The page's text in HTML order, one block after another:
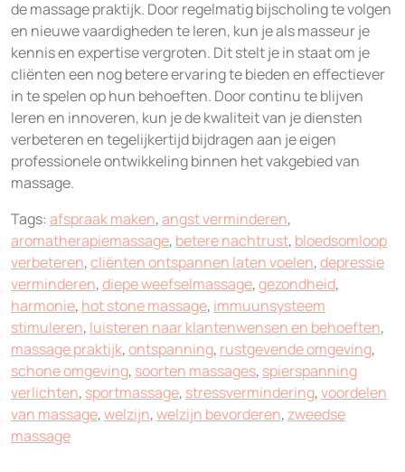
de massage praktijk. Door regelmatig bijscholing te volgen
en nieuwe vaardigheden te leren, kun je als masseur je
kennis en expertise vergroten. Dit stelt je in staat om je
cliënten een nog betere ervaring te bieden en effectiever
in te spelen op hun behoeften. Door continu te blijven
leren en innoveren, kun je de kwaliteit van je diensten
verbeteren en tegelijkertijd bijdragen aan je eigen
professionele ontwikkeling binnen het vakgebied van
massage.
Tags: afspraak maken,angst verminderen,
aromatherapiemassage, betere nachtrust, bloedsomloop
verbeteren,cliënten ontspannen laten voelen,depressie
verminderen,diepe weefselmassage,gezondheid,
harmonie, hot stone massage, immuunsysteem
stimuleren, luisteren naar klantenwensen en behoeften,
massage praktijk,ontspanning, rustgevende omgeving,
schone omgeving, soorten massages, spierspanning
verlichten, sportmassage, stressvermindering,voordelen
van massage,welzijn,welzijn bevorderen,zweedse
massage